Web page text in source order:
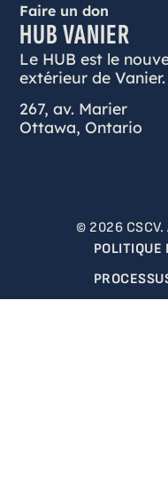
Faire un don
HUB VANIER
Le HUB est le
extérieur de Vanier.
267, av. Marier
Ottawa, Ontario
© 2026 CSCV.
POLITIQUE